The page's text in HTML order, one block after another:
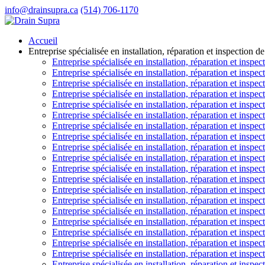
info@drainsupra.ca (514) 706-1170
Accueil
Entreprise spécialisée en installation, réparation et inspection
Entreprise spécialisée en installation, réparation et
Entreprise spécialisée en installation, réparation et
Entreprise spécialisée en installation, réparation et
Entreprise spécialisée en installation, réparation et
Entreprise spécialisée en installation, réparation et
Entreprise spécialisée en installation, réparation et
Entreprise spécialisée en installation, réparation et
Entreprise spécialisée en installation, réparation et
Entreprise spécialisée en installation, réparation et
Entreprise spécialisée en installation, réparation et
Entreprise spécialisée en installation, réparation et
Entreprise spécialisée en installation, réparation et
Entreprise spécialisée en installation, réparation et
Entreprise spécialisée en installation, réparation et
Entreprise spécialisée en installation, réparation et
Entreprise spécialisée en installation, réparation et
Entreprise spécialisée en installation, réparation et
Entreprise spécialisée en installation, réparation et
Entreprise spécialisée en installation, réparation et